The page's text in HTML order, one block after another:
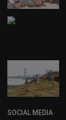
SOCIAL MEDIA